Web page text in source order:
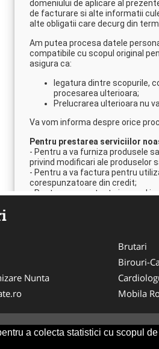
a colecta statistici cu scopul
Nunta
Brutari
Birouri-
Mobila
-ANPC SOL